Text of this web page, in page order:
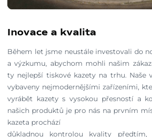
Inovace a kvalita
Během let jsme neustále investovali do
a výzkumu, abychom mohli našim
ty nejlepší tiskové kazety na trhu. Naše
vybaveny nejmodernějšími zařízeními,
vyrábět kazety s vysokou přesností a
našich produktů je pro nás na prvním
kazeta prochází
důkladnou kontrolou kvality